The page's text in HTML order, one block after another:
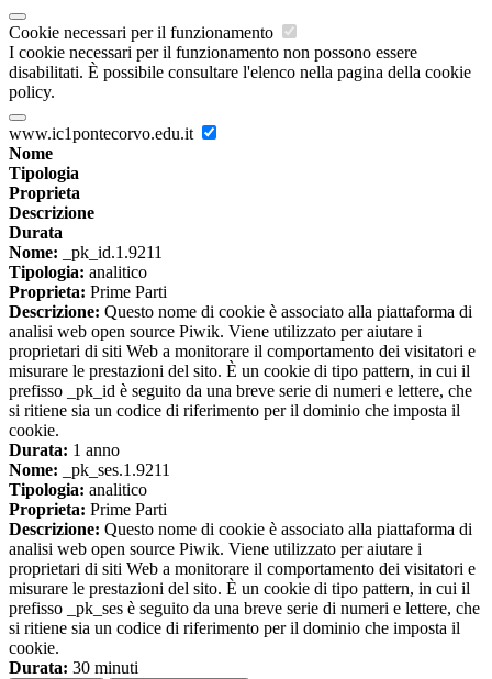
Cookie necessari per il funzionamento
I cookie necessari per il funzionamento non possono essere
disabilitati. È possibile consultare l'elenco nella pagina della cookie
policy.
www.ic1pontecorvo.edu.it
Nome
Tipologia
Proprieta
Descrizione
Durata
Nome: _pk_id.1.9211
Tipologia: analitico
Proprieta: Prime Parti
Descrizione: Questo nome di cookie è associato alla piattaforma di
analisi web open source Piwik. Viene utilizzato per aiutare i
proprietari di siti Web a monitorare il comportamento dei visitatori e
misurare le prestazioni del sito. È un cookie di tipo pattern, in cui il
prefisso _pk_id è seguito da una breve serie di numeri e lettere, che
si ritiene sia un codice di riferimento per il dominio che imposta il
cookie.
Durata: 1 anno
Nome: _pk_ses.1.9211
Tipologia: analitico
Proprieta: Prime Parti
Descrizione: Questo nome di cookie è associato alla piattaforma di
analisi web open source Piwik. Viene utilizzato per aiutare i
proprietari di siti Web a monitorare il comportamento dei visitatori e
misurare le prestazioni del sito. È un cookie di tipo pattern, in cui il
prefisso _pk_ses è seguito da una breve serie di numeri e lettere, che
si ritiene sia un codice di riferimento per il dominio che imposta il
cookie.
Durata: 30 minuti